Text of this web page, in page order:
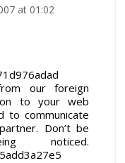
at 01:02
our foreign
to your web
to communicate
Don’t be
noticed.